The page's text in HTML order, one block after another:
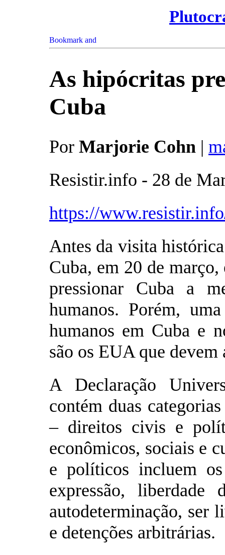
As hipócritas
Cuba
Por Marjorie Cohn |
Resistir.info - 28 de
https://
Antes da visita
Cuba, em 20 de março,
pressionar Cuba a
humanos. Porém,
humanos em Cuba e
são os EUA que
A Declaração
contém duas
– direitos civis e
econômicos, sociais e
e políticos incluem
expressão,
autodeterminação, ser
e detenções arbitrárias.